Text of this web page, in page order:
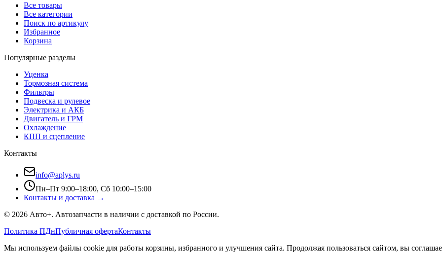
Все товары
Все категории
Поиск по артикулу
Избранное
Корзина
Популярные разделы
Уценка
Тормозная система
Фильтры
Подвеска и рулевое
Электрика и АКБ
Двигатель и ГРМ
Охлаждение
КПП и сцепление
Контакты
info@aplys.ru
Пн–Пт 9:00–18:00, Сб 10:00–15:00
Контакты и доставка →
© 2026 Авто+. Автозапчасти в наличии с доставкой по России.
Политика ПДнПубличная офертаКонтакты
Мы используем файлы cookie для работы корзины, избранного и улучшения сайта. Продолжая пользоваться сайтом, вы